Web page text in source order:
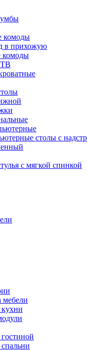
комоды
в прихожую
комоды
столы с
с мягкой спинкой
мебели